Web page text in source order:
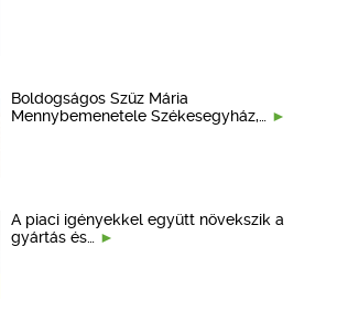
Boldogságos Szűz Mária
Mennybemenetele Székesegyház,…
A piaci igényekkel együtt növekszik a
gyártás és…